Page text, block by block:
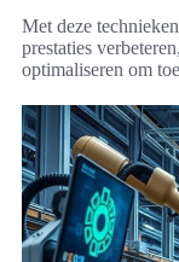
Met deze
prestaties
optimaliseren om